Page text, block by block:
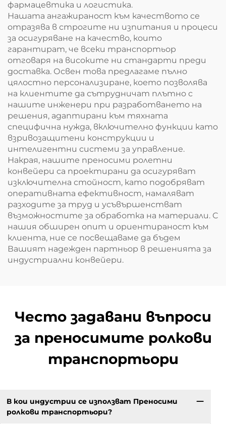
фармацевтика и логистика.
Нашата ангажираност към качеството се
отразява в строгите ни изпитания и процеси
за осигуряване на качество, които
гарантират, че всеки транспортьор
отговаря на високите ни стандарти преди
доставка. Освен това предлагаме пълно
цялостно персонализиране, което позволява
на клиентите да сътрудничат плътно с
нашите инженери при разработването на
решения, адаптирани към тяхната
специфична нужда, включително функции като
взривозащитени конструкции и
интелигентни системи за управление.
Накрая, нашите преносими ролетни
конвейери са проектирани да осигуряват
изключителна стойност, като подобряват
оперативната ефективност, намаляват
разходите за труд и усъвършенстват
възможностите за обработка на материали. С
нашия обширен опит и ориентираност към
клиента, ние се посвещаваме да бъдем
Вашият надежден партньор в решенията за
индустриални конвейери.
Често задавани въпроси
за преносимите ролкови
транспортьори
В кои индустрии се използват Преносими
ролкови транспортьори?